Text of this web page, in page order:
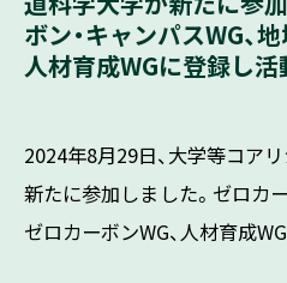
ボン・キャンパスWG、
人材育成WGに登録し活
2024年8月29日、大学等コア
新たに参加しました。ゼロカ
ゼロカーボンWG、人材育成